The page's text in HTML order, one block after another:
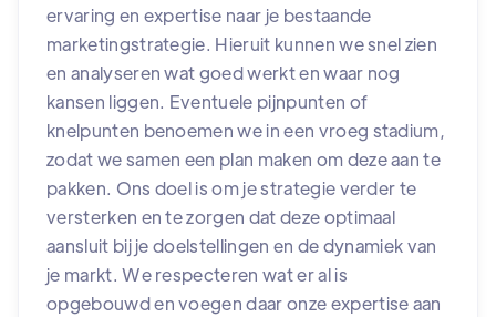
ervaring en expertise naar je bestaande
marketingstrategie. Hieruit kunnen we snel zien
en analyseren wat goed werkt en waar nog
kansen liggen. Eventuele pijnpunten of
knelpunten benoemen we in een vroeg stadium,
zodat we samen een plan maken om deze aan te
pakken. Ons doel is om je strategie verder te
versterken en te zorgen dat deze optimaal
aansluit bij je doelstellingen en de dynamiek van
je markt. We respecteren wat er al is
opgebouwd en voegen daar onze expertise aan